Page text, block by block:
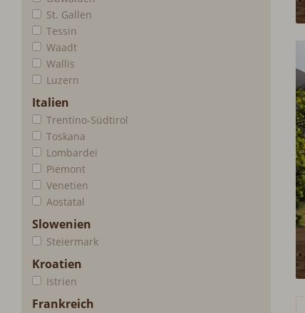
St. Gallen
Tessin
Waadt
Wallis
Luzern
Italien
Trentino-Südtirol
Toskana
Lombardei
Piemont
Venetien
Aostatal
Slowenien
Steiermark
Kroatien
Istrien
Frankreich